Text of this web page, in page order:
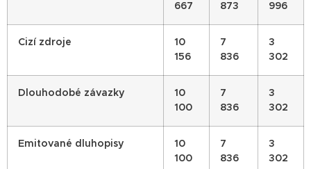
667
873
996
Cizí zdroje
10
156
7
836
3
302
Dlouhodobé závazky
10
100
7
836
3
302
Emitované dluhopisy
10
100
7
836
3
302